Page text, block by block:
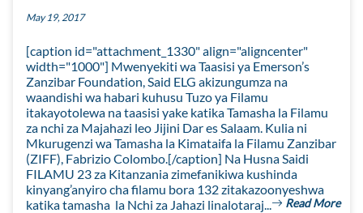
May 19, 2017
[caption id="attachment_1330" align="aligncenter"
width="1000"] Mwenyekiti wa Taasisi ya Emerson’s
Zanzibar Foundation, Said ELG akizungumza na
waandishi wa habari kuhusu Tuzo ya Filamu
itakayotolewa na taasisi yake katika Tamasha la Filamu
za nchi za Majahazi leo Jijini Dar es Salaam. Kulia ni
Mkurugenzi wa Tamasha la Kimataifa la Filamu Zanzibar
(ZIFF), Fabrizio Colombo.[/caption] Na Husna Saidi
FILAMU 23 za Kitanzania zimefanikiwa kushinda
kinyang’anyiro cha filamu bora 132 zitakazoonyeshwa
katika tamasha la Nchi za Jahazi linalotaraj...
Read More